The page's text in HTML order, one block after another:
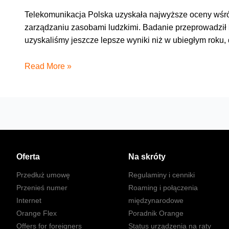
Telekomunikacja Polska uzyskała najwyższe oceny
zarządzaniu zasobami ludzkimi. Badanie
uzyskaliśmy jeszcze lepsze wyniki niż w ubiegłym
Telekomunikacja
gronie
Employers
Read More »
Oferta
Przedłuż umowę
Przenieś numer
Internet
Orange Flex
Offers for foreigners
Na skróty
Regulaminy i cenniki
Roaming i połączenia
międzynarodowe
Poradnik Orange
Status urządzenia na raty